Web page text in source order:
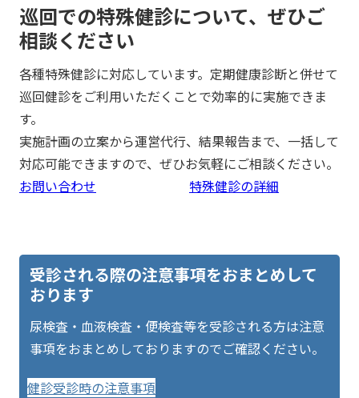
巡回での特殊健診について、ぜひご
相談ください
各種特殊健診に対応しています。定期健康診断と併せて
巡回健診をご利用いただくことで効率的に実施できま
す。
実施計画の立案から運営代行、結果報告まで、一括して
対応可能できますので、ぜひお気軽にご相談ください。
お問い合わせ
特殊健診の詳細
受診される際の注意事項をおまとめして
おります
尿検査・血液検査・便検査等を受診される方は注意
事項をおまとめしておりますのでご確認ください。
健診受診時の注意事項